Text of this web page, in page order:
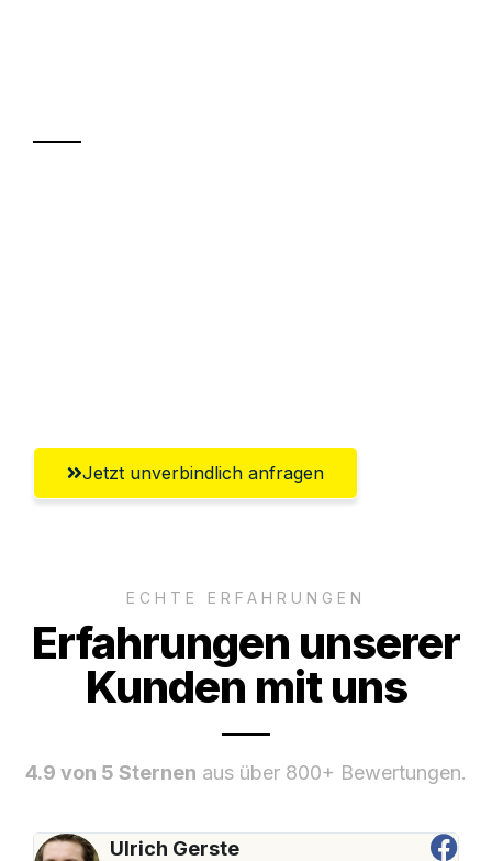
Jetzt unverbindlich anfragen
ECHTE ERFAHRUNGEN
Erfahrungen unserer
Kunden mit uns
4.9 von 5 Sternen aus über 800+ Bewertungen.
Ulrich Gerste